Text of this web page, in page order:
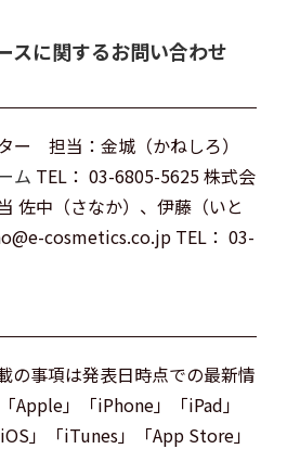
スに関するお問い合わせ
ー 担当：金城（かねしろ）
ム TEL： 03-6805-5625 株式会
佐中（さなか）、伊藤（いと
cosmetics.co.jp TEL： 03-
の事項は発表日時点での最新情
Apple」「iPhone」「iPad」
」「iTunes」「App Store」